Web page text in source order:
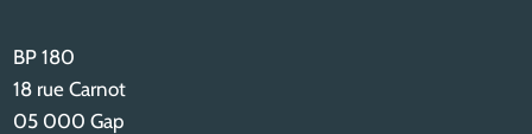
BP 180
18 rue Carnot
05 000 Gap